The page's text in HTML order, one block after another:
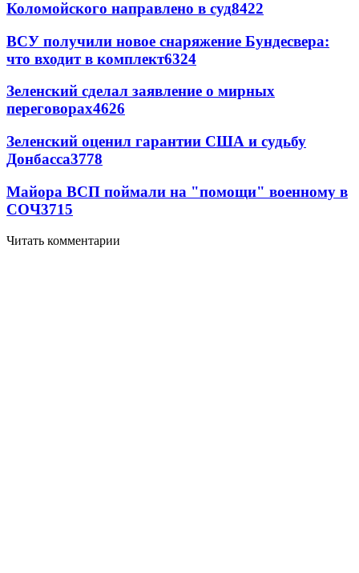
Коломойского направлено в суд8422
ВСУ получили новое снаряжение Бундесвера:
что входит в комплект6324
Зеленский сделал заявление о мирных
переговорах4626
Зеленский оценил гарантии США и судьбу
Донбасса3778
Майора ВСП поймали на "помощи" военному в
СОЧ3715
Читать комментарии